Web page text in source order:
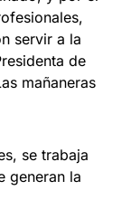
servir a la
de
mañaneras
se trabaja
generan la